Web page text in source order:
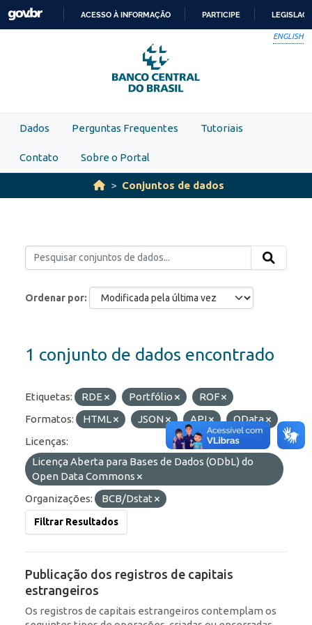
Skip to main content
PARA
O
CONTEÚDO
ACESSO À INFORMAÇÃO PARTICIPE
ENGLISH
Dados Perguntas Frequentes Tutoriais
Contato Sobre o Portal
Conjuntos de dados
Ordenar por
1 conjunto de dados encontrado
Etiquetas: RDE Portfólio
ROF
Formatos:
HTML JSON API
OData
Licenças:
Licença Aberta para Bases de Dados (ODbL) do
Open Data Commons
Organizações:
BCB/Dstat
Filtrar Resultados
Publicação dos registros de capitais
estrangeiros
Os registros de capitais estrangeiros contemplam os